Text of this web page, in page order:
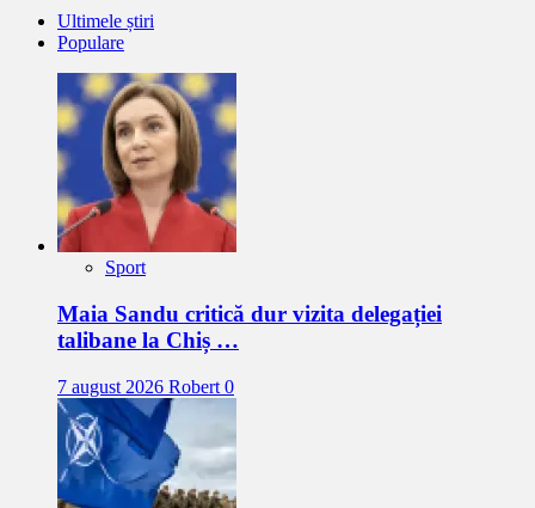
Ultimele știri
Populare
Sport
Maia Sandu critică dur vizita delegației
talibane la Chiș …
7 august 2026 Robert 0